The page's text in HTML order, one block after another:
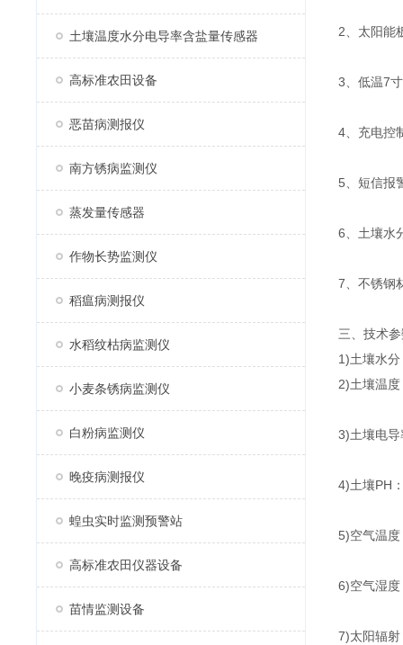
土壤温度水分电导率含盐量传感器
高标准农田设备
恶苗病测报仪
南方锈病监测仪
蒸发量传感器
作物长势监测仪
稻瘟病测报仪
水稻纹枯病监测仪
小麦条锈病监测仪
白粉病监测仪
晚疫病测报仪
蝗虫实时监测预警站
高标准农田仪器设备
苗情监测设备
2、太阳能
3、低温7
4、充电控
5、短信报
6、土壤水
7、不锈钢
三、技术
1)土壤水
2)土壤温
3)土壤电导
4)土壤PH
5)空气温
6)空气湿
7)太阳辐